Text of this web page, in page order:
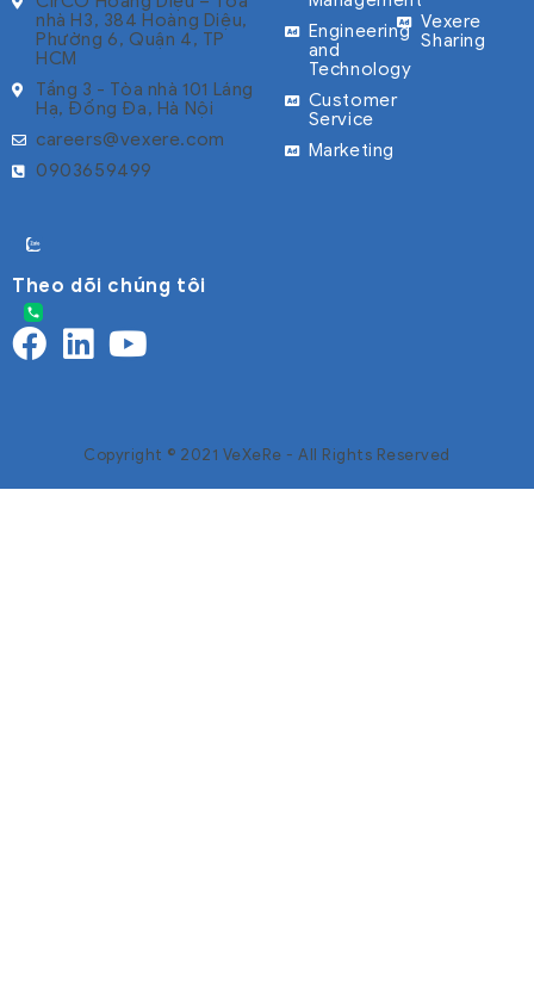
nhà H3, 384 Hoàng Diệu,
Phường 6, Quận 4, TP
HCM
Tầng 3 - Tòa nhà 101 Láng
Hạ, Đống Đa, Hà Nội
careers@vexere.com
0903659499
Engineering
and
Technology
Customer
Service
Marketing
Vexere
Sharing
Theo dõi chúng tôi
Copyright © 2021 VeXeRe - All Rights Reserved